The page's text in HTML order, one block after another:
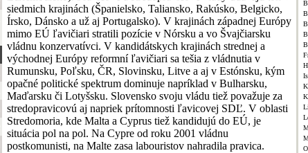
siedmich krajinách (Španielsko, Taliansko, Rakúsko, Belgicko,
Írsko, Dánsko a už aj Portugalsko). V krajinách západnej Európy
mimo EÚ ľavičiari stratili pozície v Nórsku a vo Švajčiarsku
vládnu konzervatívci. V kandidátskych krajinách strednej a
východnej Európy reformní ľavičiari sa tešia z vládnutia v
Rumunsku, Poľsku, ČR, Slovinsku, Litve a aj v Estónsku, kým
opačné politické spektrum dominuje napríklad v Bulharsku,
Maďarsku či Lotyšsku. Slovensko svoju vládu tiež považuje za
stredopravicovú aj napriek prítomnosti ľavicovej SDĽ. V oblasti
Stredomoria, kde Malta a Cyprus tiež kandidujú do EÚ, je
situácia pol na pol. Na Cypre od roku 2001 vládnu
postkomunisti, na Malte zasa labouristov nahradila pravica.